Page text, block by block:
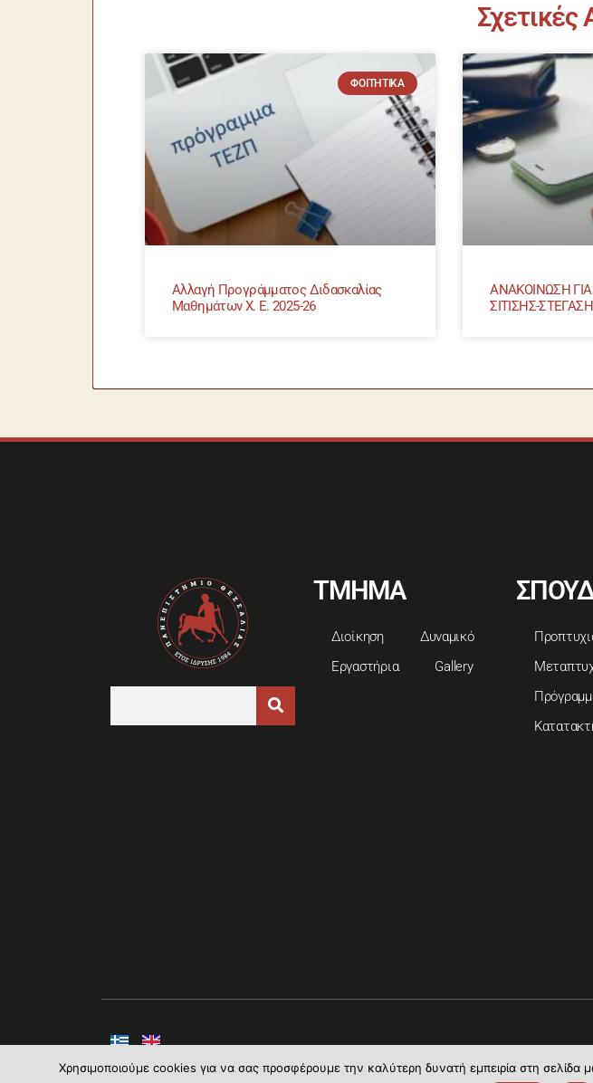
Σχετικές
ΦΟΙΤΗΤΙΚΆ
Αλλαγή Προγράμματος Διδασκαλίας
Μαθημάτων Χ. Ε. 2025-26
ΑΝΑΚΟΙΝΩΣΗ
ΣΙΤΙΣΗΣ-
ΤΜΗΜΑ
Διοίκηση
Δυναμικό
Εργαστήρια
Gallery
Χρησιμοποιούμε cookies για να σας προσφέρουμε την καλύτερη δυνατή εμπειρία στη σελίδα